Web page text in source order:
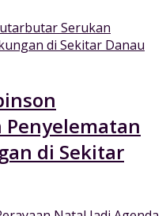
di Sekitar